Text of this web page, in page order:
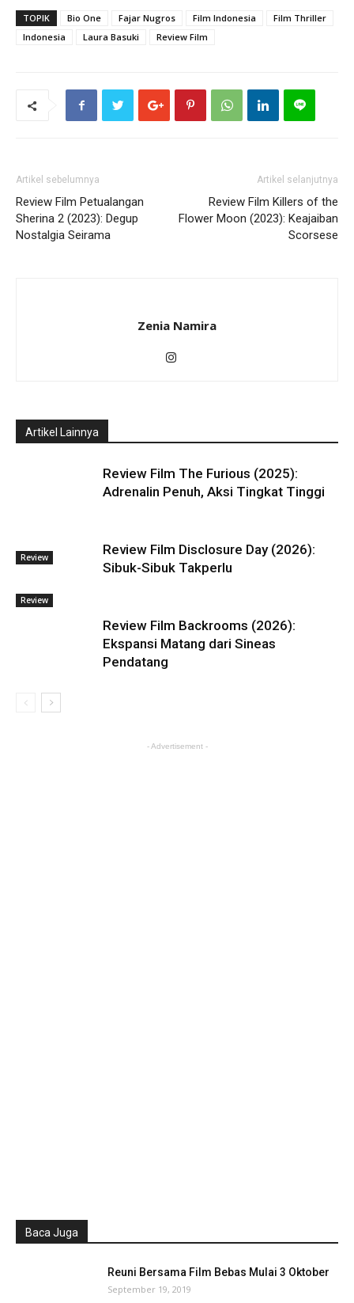
TOPIK Bio One Fajar Nugros Film Indonesia
Film Thriller
Indonesia
Laura Basuki Review Film
Artikel sebelumnya
Review Film Petualangan
Sherina 2 (2023): Degup
Nostalgia Seirama
Artikel selanjutnya
Review Film Killers of the
Flower Moon (2023): Keajaiban
Scorsese
Zenia Namira
Artikel Lainnya
Review
Review Film The Furious (2025):
Adrenalin Penuh, Aksi Tingkat Tinggi
Review
Review Film Disclosure Day (2026):
Sibuk-Sibuk Takperlu
Review Film Backrooms (2026):
Ekspansi Matang dari Sineas
Pendatang
- Advertisement -
Baca Juga
Reuni Bersama Film Bebas Mulai 3 Oktober
September 19, 2019